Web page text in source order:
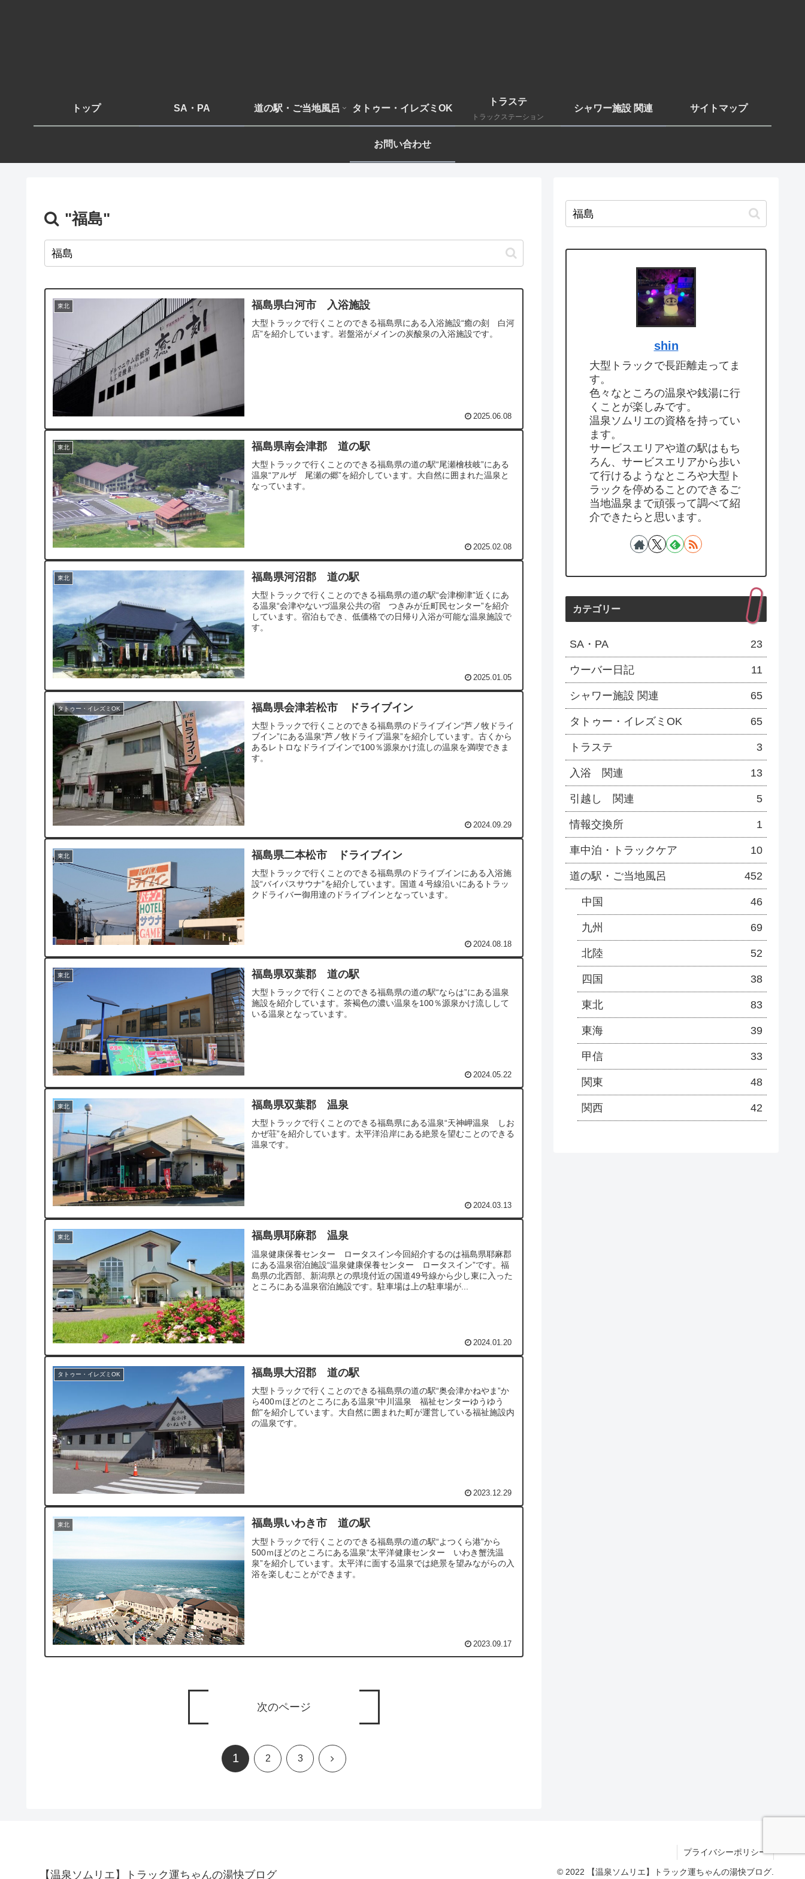
トップ SA・PA 道の駅・ご当地風呂 タトゥー・イレズミOK
トラステ
トラックステーション
シャワー施設 関連 サイトマップ
お問い合わせ
"福島"
東北 福島県白河市 入浴施設
大型トラックで行くことのできる福島県にある入浴施設“癒の刻 白河
店”を紹介しています。岩盤浴がメインの炭酸泉の入浴施設です。
2025.06.08
東北 福島県南会津郡 道の駅
大型トラックで行くことのできる福島県の道の駅“尾瀬檜枝岐”にある
温泉“アルザ 尾瀬の郷”を紹介しています。大自然に囲まれた温泉と
なっています。
2025.02.08
東北 福島県河沼郡 道の駅
大型トラックで行くことのできる福島県の道の駅“会津柳津”近くにあ
る温泉“会津やないづ温泉公共の宿 つきみが丘町民センター”を紹介
しています。宿泊もでき、低価格での日帰り入浴が可能な温泉施設で
す。
2025.01.05
タトゥー・イレズミOK 福島県会津若松市 ドライブイン
大型トラックで行くことのできる福島県のドライブイン“芦ノ牧ドライ
ブイン”にある温泉“芦ノ牧ドライブ温泉”を紹介しています。古くから
あるレトロなドライブインで100％源泉かけ流しの温泉を満喫できま
す。
2024.09.29
東北 福島県二本松市 ドライブイン
大型トラックで行くことのできる福島県のドライブインにある入浴施
設“バイパスサウナ”を紹介しています。国道４号線沿いにあるトラッ
クドライバー御用達のドライブインとなっています。
2024.08.18
東北 福島県双葉郡 道の駅
大型トラックで行くことのできる福島県の道の駅“ならは”にある温泉
施設を紹介しています。茶褐色の濃い温泉を100％源泉かけ流しして
いる温泉となっています。
2024.05.22
東北 福島県双葉郡 温泉
大型トラックで行くことのできる福島県にある温泉“天神岬温泉 しお
かぜ荘”を紹介しています。太平洋沿岸にある絶景を望むことのできる
温泉です。
2024.03.13
東北 福島県耶麻郡 温泉
温泉健康保養センター ロータスイン今回紹介するのは福島県耶麻郡
にある温泉宿泊施設“温泉健康保養センター ロータスイン”です。福
島県の北西部、新潟県との県境付近の国道49号線から少し東に入った
ところにある温泉宿泊施設です。駐車場は上の駐車場が...
2024.01.20
タトゥー・イレズミOK 福島県大沼郡 道の駅
大型トラックで行くことのできる福島県の道の駅“奥会津かねやま”か
ら400ｍほどのところにある温泉“中川温泉 福祉センターゆうゆう
館”を紹介しています。大自然に囲まれた町が運営している福祉施設内
の温泉です。
2023.12.29
東北 福島県いわき市 道の駅
大型トラックで行くことのできる福島県の道の駅“よつくら港”から
500ｍほどのところにある温泉“太平洋健康センター いわき蟹洗温
泉”を紹介しています。太平洋に面する温泉では絶景を望みながらの入
浴を楽しむことができます。
2023.09.17
次のページ
1 2 3 次
shin
大型トラックで長距離走ってま
す。
色々なところの温泉や銭湯に行
くことが楽しみです。
温泉ソムリエの資格を持ってい
ます。
サービスエリアや道の駅はもち
ろん、サービスエリアから歩い
て行けるようなところや大型ト
ラックを停めることのできるご
当地温泉まで頑張って調べて紹
介できたらと思います。
カテゴリー
SA・PA 23
ウーバー日記 11
シャワー施設 関連 65
タトゥー・イレズミOK 65
トラステ 3
入浴 関連 13
引越し 関連 5
情報交換所 1
車中泊・トラックケア 10
道の駅・ご当地風呂 452
中国 46
九州 69
北陸 52
四国 38
東北 83
東海 39
甲信 33
関東 48
関西 42
【温泉ソムリエ】トラック運ちゃんの湯快ブログ
プライバシーポリシー
© 2022 【温泉ソムリエ】トラック運ちゃんの湯快ブログ.